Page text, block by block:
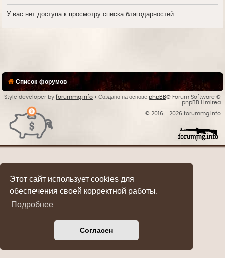
Этот сайт использует cookies для
обеспечения своей корректной работы.
Подробнее
Согласен
У вас нет доступа к просмотру списка благодарностей.
Список форумов
Style developer by forummg.info • Создано на основе phpBB® Forum Software ©
phpBB Limited
© 2016 - 2026 forummg.info